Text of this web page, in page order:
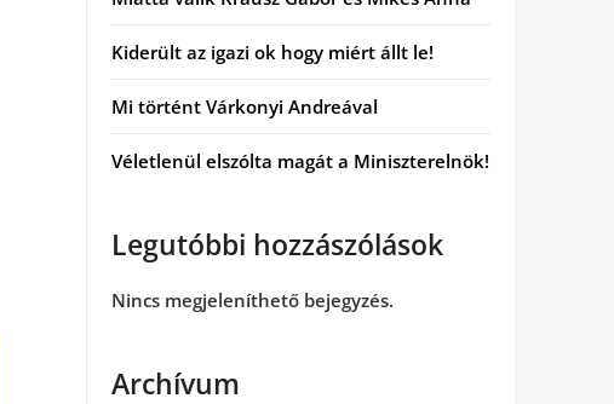
Kiderült az igazi ok hogy miért állt le!
Mi történt Várkonyi Andreával
Véletlenül elszólta magát a Miniszterelnök!
Legutóbbi hozzászólások
Nincs megjeleníthető bejegyzés.
Archívum